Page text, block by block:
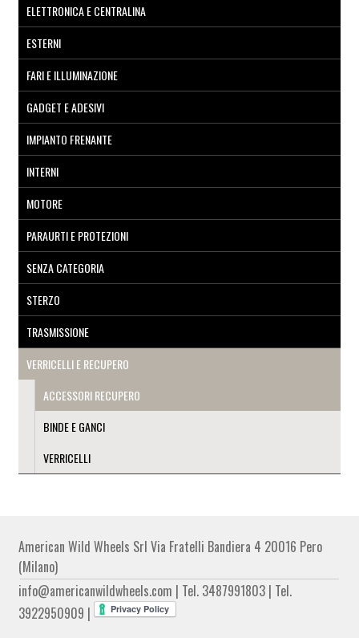
ELETTRONICA E CENTRALINA
ESTERNI
FARI E ILLUMINAZIONE
GADGET E ADESIVI
IMPIANTO FRENANTE
INTERNI
MOTORE
PARAURTI E PROTEZIONI
SENZA CATEGORIA
STERZO
TRASMISSIONE
VERRICELLI E RECUPERO
ACCESSORI RECUPERO
BINDE E GANCI
VERRICELLI
American Wild Wheels Srl Via Fratelli Bandiera 4 20016 Pero
(Milano)
info@americanwildwheels.com | Tel. 3487991803 | Tel.
3922950909 |